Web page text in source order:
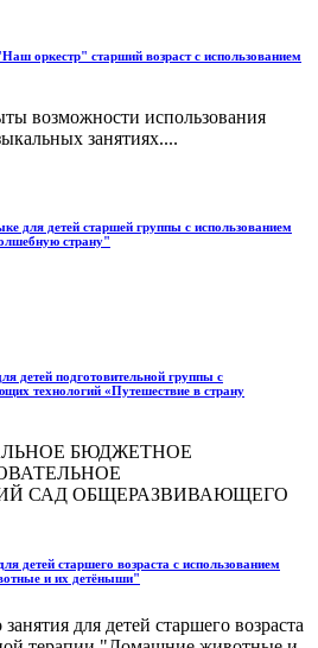
оркестр" старший возраст с использованием
возможности использования
занятиях....
для детей старшей группы с использованием
страну"
детей подготовительной группы с
технологий «Путешествие в страну
БЮДЖЕТНОЕ
САД ОБЩЕРАЗВИВАЮЩЕГО
детей старшего возраста с использованием
и их детёныши"
для детей старшего возраста